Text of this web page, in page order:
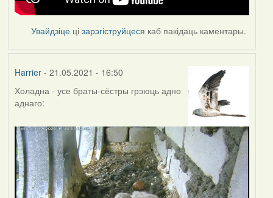
Увайдзіце цізарэгіструйцеся каб пакідаць каментары.
Harrier- 21.05.2021 - 16:50
Холадна - усе браты-сёстры грэюць адно
аднаго: